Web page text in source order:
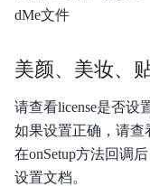
dMe文件
美颜、美妆、
请查看license是否设
如果设置正确，请查
在onSetup方法回调
设置文档。